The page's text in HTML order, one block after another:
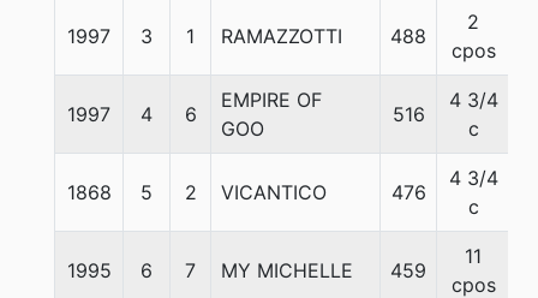
1997 3 1 RAMAZZOTTI 488
2
cpos
1997 4 6
EMPIRE OF
GOO
516
4 3/4
c
1868 5 2 VICANTICO 476
4 3/4
c
1995 6 7 MY MICHELLE 459
11
cpos